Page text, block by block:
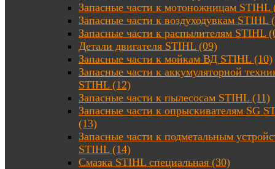
Запасные части к мотоножницам STIHL
Запасные части к воздуходувкам STIHL
Запасные части к распылителям STIHL
Детали двигателя STIHL (09)
Запасные части к мойкам ВД STIHL (10)
Запасные части к аккумуляторной
STIHL (12)
Запасные части к пылесосам STIHL (11)
Запасные части к опрыскивателям SG
(13)
Запасные части к подметальным
STIHL (14)
Смазка STIHL специальная (30)